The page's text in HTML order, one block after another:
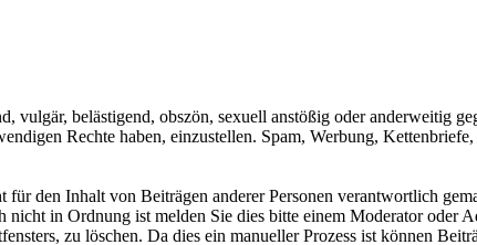
vulgär, belästigend, obszön, sexuell anstößig oder anderweitig
Rechte haben, einzustellen. Spam, Werbung,
den Inhalt von Beiträgen anderer Personen verantwortlich
in Ordnung ist melden Sie dies bitte einem Moderator oder
zu löschen. Da dies ein manueller Prozess ist können